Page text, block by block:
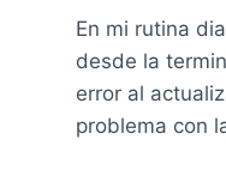
En mi rutina
desde la
error al
problema con